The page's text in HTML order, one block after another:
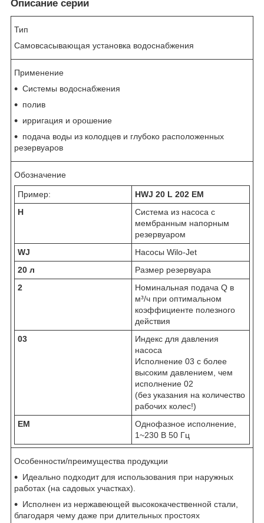
Описание серии
Тип
Самовсасывающая установка водоснабжения
Применение
Системы водоснабжения
полив
ирригация и орошение
подача воды из колодцев и глубоко расположенных
резервуаров
Обозначение
Пример:
HWJ 20 L 202 EM
H
Система из насоса с
мембранным напорным
резервуаром
WJ
Насосы Wilo-Jet
20 л
Размер резервуара
2
Номинальная подача Q в
м³/ч при оптимальном
коэффициенте полезного
действия
03
Индекс для давления
насоса
Исполнение 03 с более
высоким давлением, чем
исполнение 02
(без указания на количество
рабочих колес!)
EM
Однофазное исполнение,
1~230 В 50 Гц
Особенности/преимущества продукции
Идеально подходит для использования при наружных
работах (на садовых участках).
Исполнен из нержавеющей высококачественной стали,
благодаря чему даже при длительных простоях